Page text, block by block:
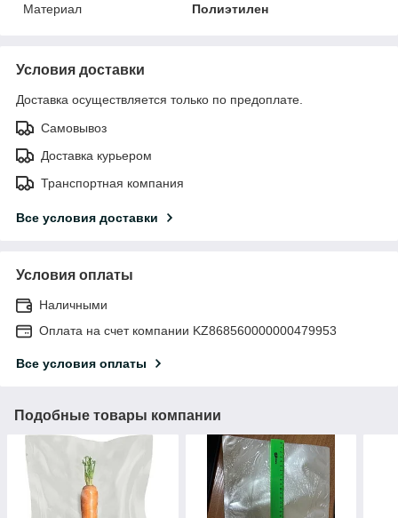
Материал
Полиэтилен
Условия доставки
Доставка осуществляется только по предоплате.
Самовывоз
Доставка курьером
Транспортная компания
Все условия доставки
Условия оплаты
Наличными
Оплата на счет компании KZ868560000000479953
Все условия оплаты
Подобные товары компании